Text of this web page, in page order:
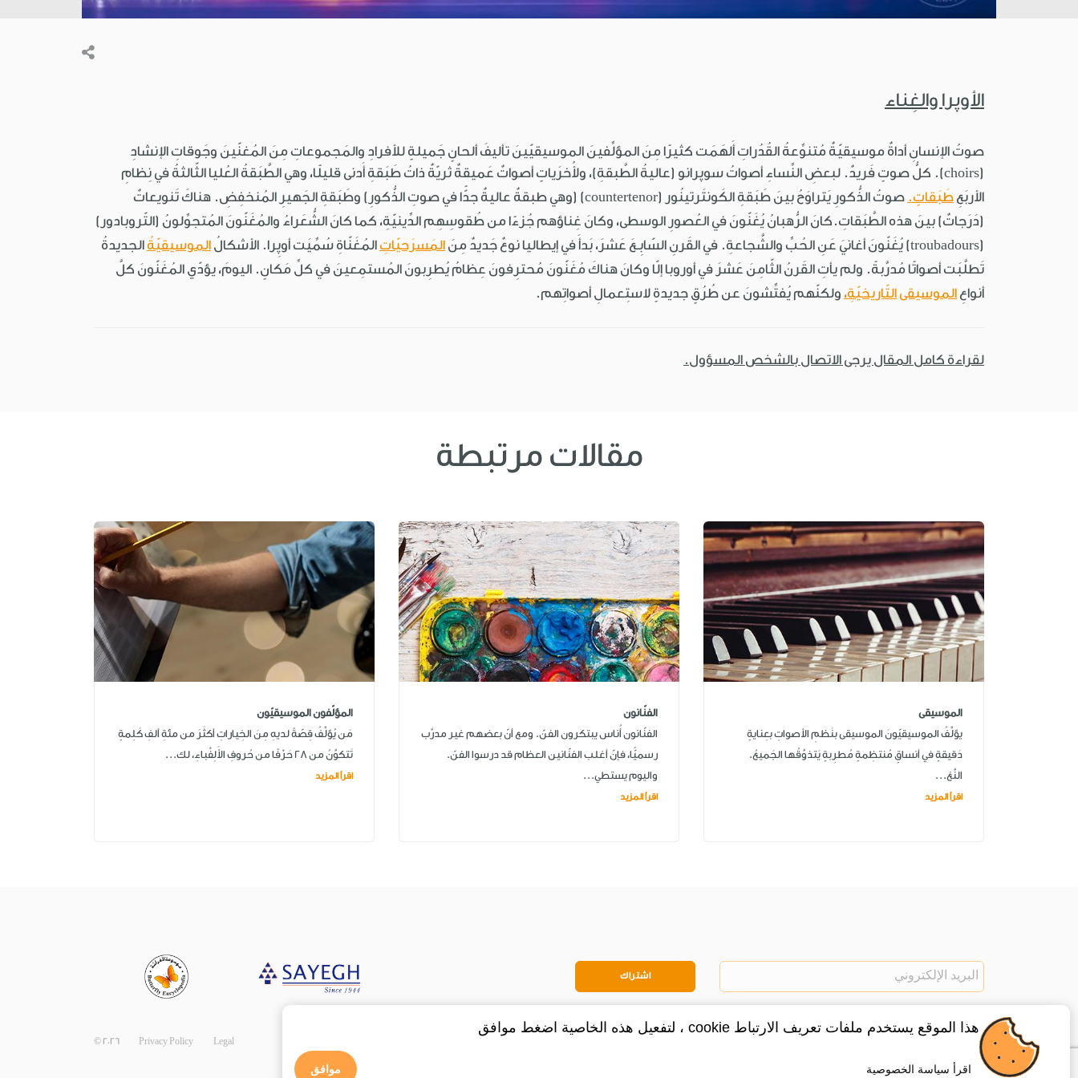
الأوپرا والغِناء
صوتُ الإنسانِ أداةٌ موسيقيّةٌ مُتنوِّعةُ القُدُراتِ أَلهَمَت كثيرًا مِنَ المؤلِّفينَ الموسيقيّينَ تأليفَ ألحانٍ جَميلةٍ للأفرادِ والمَجموعاتِ مِنَ المُغنّينَ وجَوقاتِ الإنشادِ
(choirs). كلُّ صوتٍ فَريدٌ. لبعضِ النِّساءِ أصواتُ سوپرانو (عاليةُ الطَّبقةِ)، ولأُخرَياتٍ أصواتٌ عَميقةٌ ثريّةٌ ذاتُ طَبَقةِ أَدنى قليلًا، وهي الطَّبَقةُ العُليا الثّالثةُ في نِظامِ
الأربَعِ طَبَقاتٍ.
صوتُ الذُّكورِ يَتراوَحُ بينَ طَبَقةِ الكَونتَرتينُور (countertenor) (وهي طبقةٌ عاليةٌ جدًّا في صوتِ الذُّكورِ) وطَبَقةِ الجَهيرِ المُنخفِضِ. هناكَ تَنويعاتٌ
(دَرَجاتٌ) بينَ هذه الطَّبَقاتِ.كانَ الرُّهبانُ يُغَنّونَ في العُصورِ الوسطى، وكانَ غِناؤهم جُزءًا من طُقوسِهِم الدِّينيّةِ، كما كانَ الشُّعَراءُ والمُغَنّونَ المُتجوِّلونُ (التّروبادور)
(troubadours) يُغَنّونَ أغانيَ عَنِ الحُبِّ والشَّجاعةِ. في القَرنِ السّابِـعَ عَشرَ، بَدأَ في إيطاليا نوعٌ جَديدٌ مِنَ
المَسرَحيّاتِالمُغَنّاةِ سُمِّيَت أوپِرا. الأشكالُ الموسيقيّةُ الجديدةُ
تَطلَّبَت أصواتًا مُدرَّبةً. ولم يأتِ القَرنُ الثّامِنَ عَشرَ في أوروبا إلّا وكانَ هناكَ مُغَنّونَ مُحترِفونَ عِظامُ يُطرِبونَ المُستمِعينَ في كلِّ مَكانٍ. اليومَ، يؤدّي المُغَنّونَ كلَّ
أنواعِ الموسيقى التّاريخيّةِ، ولكنّهم يُفتِّشونَ عن طُرُقٍ جديدةٍ لاستِعمالِ أصواتِهم.
لقراءة كامل المقال يرجى الاتصال بالشخص المسؤول.
مقالات مرتبطة
الموسيقى
يؤلِّفُ الموسيقيّونَ الموسيقى بنَظمِ الأصواتِ بعِنايةٍ
دَقيقةٍ في أنساقٍ مُنتظِمةٍ مُطرِبةٍ يَتذوَّقُها الجَميعُ.
النَّغ...
اقرأ المزيد
الفنّانون
الفنّانون أُناس يبتكرون الفنّ. ومع أنّ بعضهم غير مدرَّب
رسميًّا، فإنّ أغلب الفنّانين العظام قد درسوا الفنّ.
واليوم يستطي...
اقرأ المزيد
المؤلّفون الموسيقيّون
مَن يُؤلِّفُ قِصّةً لديهِ مِنَ الخِياراتِ أكثَرَ من مئةِ ألفِ كَلِمةٍ
تَتكوَّنُ من 28 حَرْفًا من حُروفِ الأَلِفْباءِ، لك...
اقرأ المزيد
اشتراك
© 2026 Privacy Policy Legal
هذا الموقع يستخدم ملفات تعريف الارتباط cookie ، لتفعيل هذه الخاصية اضغط موافق
موافق اقرأ سياسة الخصوصية